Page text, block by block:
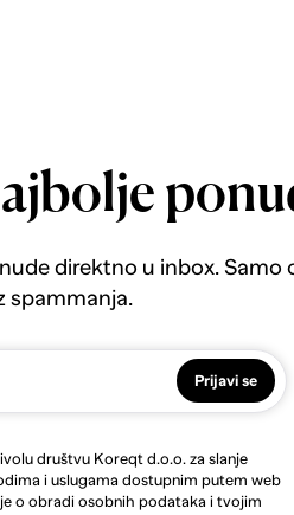
direktno u inbox. Samo
spammanja.
Prijavi se
društvu Koreqt d.o.o. za slanje
i uslugama dostupnim putem web
o obradi osobnih podataka i tvojim